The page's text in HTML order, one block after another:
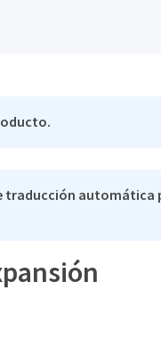
automática